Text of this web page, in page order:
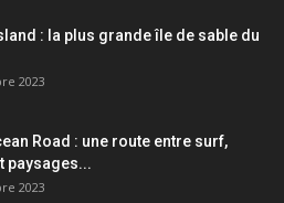
: la plus grande île de sable du
2023
Road : une route entre surf,
paysages...
2023